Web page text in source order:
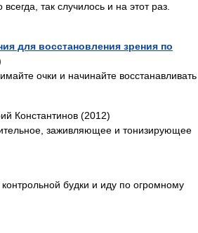
так случилось и на этот раз.
для восстановления зрения по
очки и начинайте восстанавливать
Константинов (2012)
заживляющее и тонизирующее
будки и иду по огромному